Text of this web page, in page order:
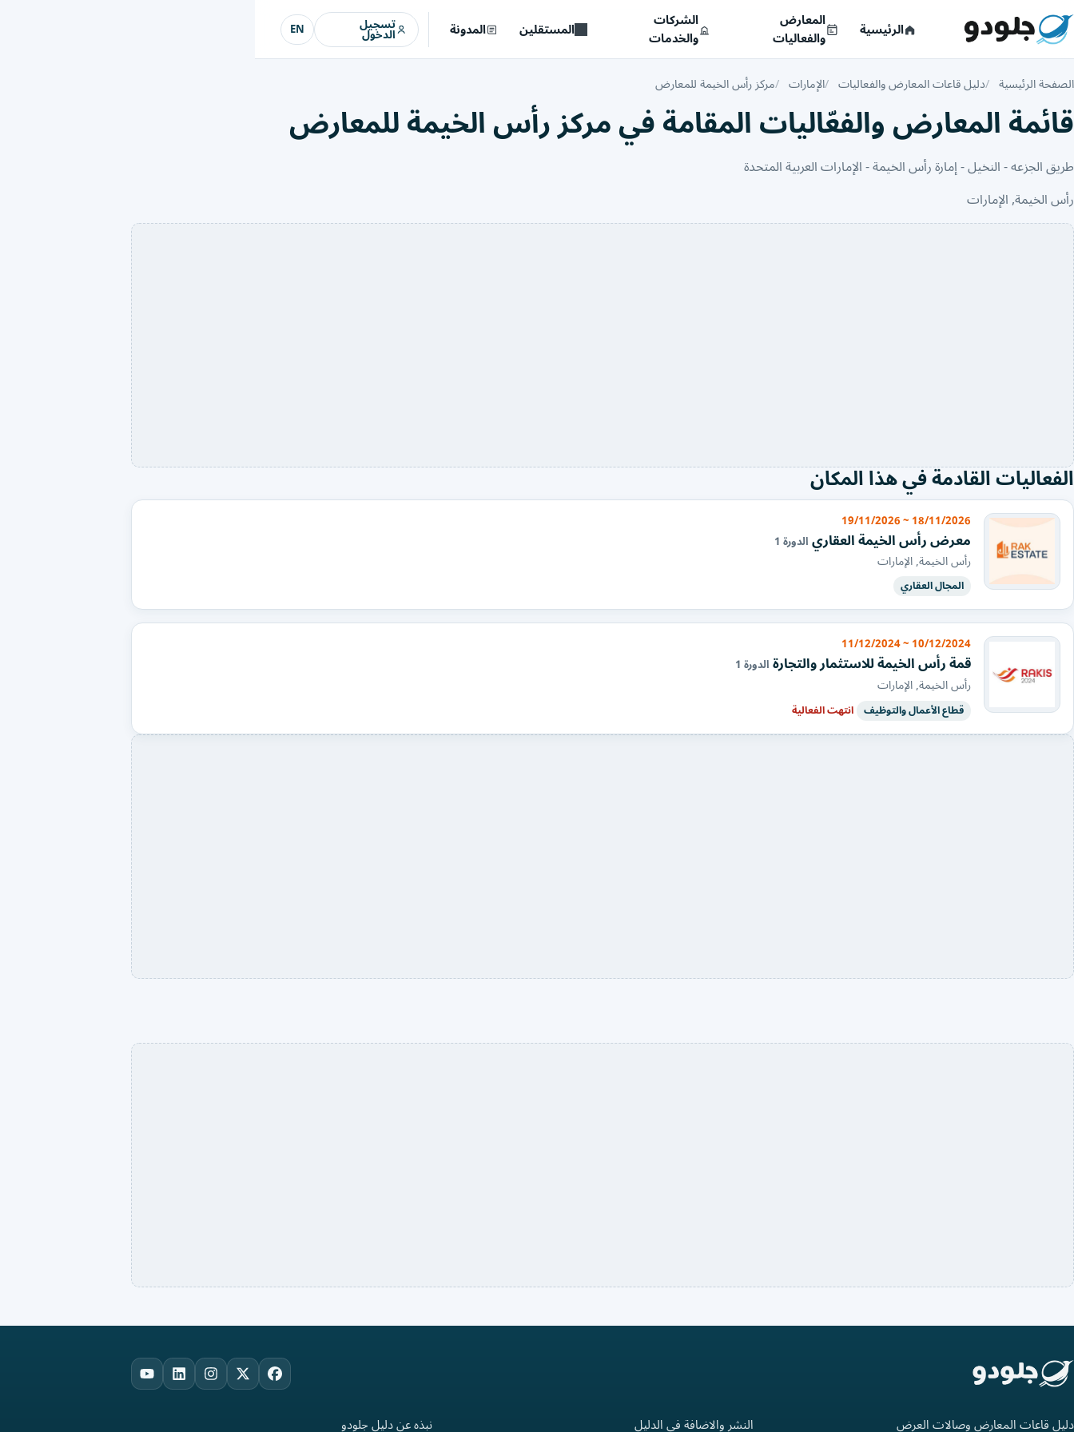
الرئيسية المعارض
والفعاليات
الشركات
والخدمات المستقلين المدونة تسجيل
الدخول EN
الصفحة الرئيسية دليل قاعات المعارض والفعاليات الإمارات مركز رأس الخيمة للمعارض
قائمة المعارض والفعّاليات المقامة في مركز رأس الخيمة للمعارض
طريق الجزعه - النخيل - إمارة رأس الخيمة - الإمارات العربية المتحدة
رأس الخيمة, الإمارات
الفعاليات القادمة في هذا المكان
18/11/2026 ~ 19/11/2026
معرض رأس الخيمة العقاريالدورة 1
رأس الخيمة, الإمارات
المجال العقاري
10/12/2024 ~ 11/12/2024
قمة رأس الخيمة للاستثمار والتجارةالدورة 1
رأس الخيمة, الإمارات
قطاع الأعمال والتوظيف انتهت الفعالية
Facebook
X
Instagram
LinkedIn
YouTube
دليل قاعات المعارض وصالات العرض النشر والاضافة في الدليل نبذه عن دليل جلودو